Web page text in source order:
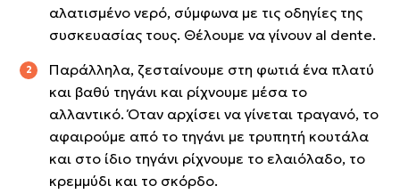
αλατισμένο νερό, σύμφωνα με τις οδηγίες της
συσκευασίας τους. Θέλουμε να γίνουν al dente.
Παράλληλα, ζεσταίνουμε στη φωτιά ένα πλατύ
και βαθύ τηγάνι και ρίχνουμε μέσα το
αλλαντικό. Όταν αρχίσει να γίνεται τραγανό, το
αφαιρούμε από το τηγάνι με τρυπητή κουτάλα
και στο ίδιο τηγάνι ρίχνουμε το ελαιόλαδο, το
κρεμμύδι και το σκόρδο.